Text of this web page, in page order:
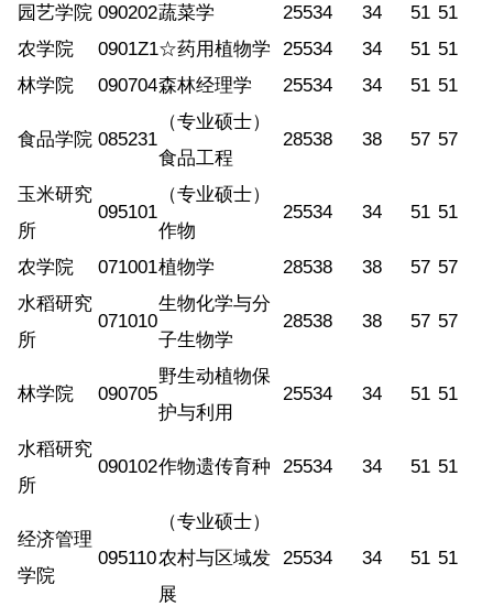
园艺学院 090202蔬菜学 25534 34 51 51
农学院
0901Z1☆药用植物学 25534 34 51 51
林学院
090704森林经理学 25534 34 51 51
食品学院 085231
（专业硕士）
食品工程
28538 38 57 57
玉米研究
所
095101
（专业硕士）
作物
25534 34 51 51
农学院 071001植物学 28538 38 57 57
水稻研究
所
071010
生物化学与分
子生物学
28538 38 57 57
林学院 090705
野生动植物保
护与利用
25534 34 51 51
水稻研究
所
090102作物遗传育种 25534 34 51 51
经济管理
学院
095110
（专业硕士）
农村与区域发
展
25534 34 51 51